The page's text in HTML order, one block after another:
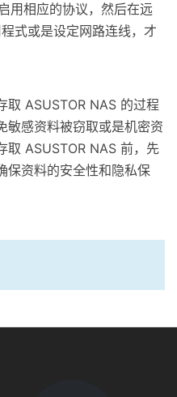
用相应的协议，然后在远
式或是设定网路连线，才
取 ASUSTOR NAS 的过程
敏感资料被窃取或是机密资
取 ASUSTOR NAS 前，先
保资料的安全性和隐私保